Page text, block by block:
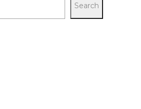
Search